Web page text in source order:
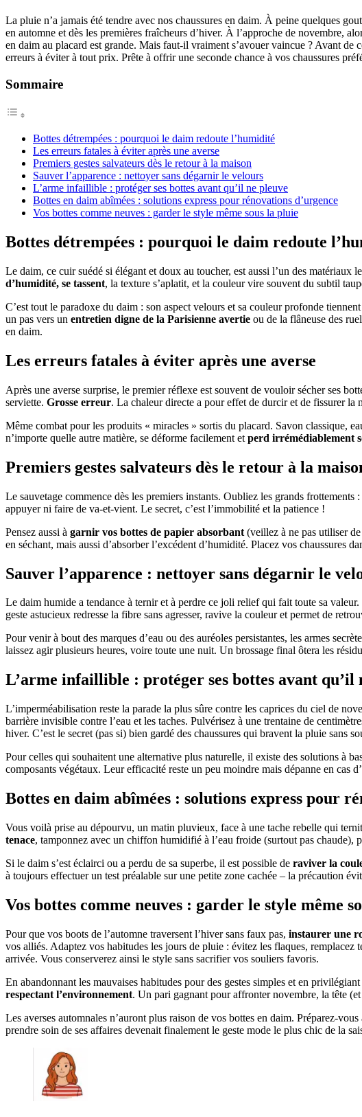
La pluie n’a jamais été tendre avec nos chaussures en daim. À peine quelques
en automne et dès les premières fraîcheurs d’hiver. À l’approche de novembre,
en daim au placard est grande. Mais faut-il vraiment s’avouer vaincue ? Avant de
erreurs à éviter à tout prix. Prête à offrir une seconde chance à vos chaussures
Sommaire
Bottes détrempées : pourquoi le daim redoute l’humidité
Les erreurs fatales à éviter après une averse
Premiers gestes salvateurs dès le retour à la maison
Sauver l’apparence : nettoyer sans dégarnir le velours
L’arme infaillible : protéger ses bottes avant qu’il ne pleuve
Bottes en daim abîmées : solutions express pour rénovations d’urgence
Vos bottes comme neuves : garder le style même sous la pluie
Bottes détrempées : pourquoi le daim redoute
Le daim, ce cuir suédé si élégant et doux au toucher, est aussi l’un des
d’humidité, se tassent, la texture s’aplatit, et la couleur vire souvent du subtil
C’est tout le paradoxe du daim : son aspect velours et sa couleur profonde
un pas vers un entretien digne de la Parisienne avertie ou de la flâneuse des
en daim.
Les erreurs fatales à éviter après une averse
Après une averse surprise, le premier réflexe est souvent de vouloir sécher ses
serviette. Grosse erreur. La chaleur directe a pour effet de durcir et de fissurer
Même combat pour les produits « miracles » sortis du placard. Savon classique,
n’importe quelle autre matière, se déforme facilement et perd irrémédiablement
Premiers gestes salvateurs dès le retour à la
Le sauvetage commence dès les premiers instants. Oubliez les grands frottements
appuyer ni faire de va-et-vient. Le secret, c’est l’immobilité et la patience !
Pensez aussi à garnir vos bottes de papier absorbant (veillez à ne pas utiliser
en séchant, mais aussi d’absorber l’excédent d’humidité. Placez vos chaussures
Sauver l’apparence : nettoyer sans dégarnir le
Le daim humide a tendance à ternir et à perdre ce joli relief qui fait toute sa
geste astucieux redresse la fibre sans agresser, ravive la couleur et permet de
Pour venir à bout des marques d’eau ou des auréoles persistantes, les armes
laissez agir plusieurs heures, voire toute une nuit. Un brossage final ôtera les
L’arme infaillible : protéger ses bottes avant qu’il
L’imperméabilisation reste la parade la plus sûre contre les caprices du ciel de
barrière invisible contre l’eau et les taches. Pulvérisez à une trentaine de
hiver. C’est le secret (pas si) bien gardé des chaussures qui bravent la pluie sans
Pour celles qui souhaitent une alternative plus naturelle, il existe des solutions à
composants végétaux. Leur efficacité reste un peu moindre mais dépanne en cas
Bottes en daim abîmées : solutions express pour
Vous voilà prise au dépourvu, un matin pluvieux, face à une tache rebelle qui
tenace, tamponnez avec un chiffon humidifié à l’eau froide (surtout pas chaude),
Si le daim s’est éclairci ou a perdu de sa superbe, il est possible de raviver la
à toujours effectuer un test préalable sur une petite zone cachée – la précaution
Vos bottes comme neuves : garder le style même
Pour que vos boots de l’automne traversent l’hiver sans faux pas, instaurer une
vos alliés. Adaptez vos habitudes les jours de pluie : évitez les flaques,
arrivée. Vous conserverez ainsi le style sans sacrifier vos souliers favoris.
En abandonnant les mauvaises habitudes pour des gestes simples et en
respectant l’environnement. Un pari gagnant pour affronter novembre, la tête (et
Les averses automnales n’auront plus raison de vos bottes en daim. Préparez-
prendre soin de ses affaires devenait finalement le geste mode le plus chic de la